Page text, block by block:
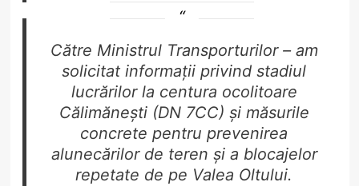
Către Ministrul Transporturilor – am
solicitat informații privind stadiul
lucrărilor la centura ocolitoare
Călimănești (DN 7CC) și măsurile
concrete pentru prevenirea
alunecărilor de teren și a blocajelor
repetate de pe Valea Oltului.